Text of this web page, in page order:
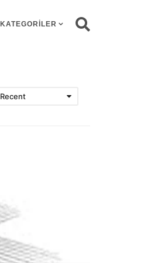
KATEGORILER
Recent